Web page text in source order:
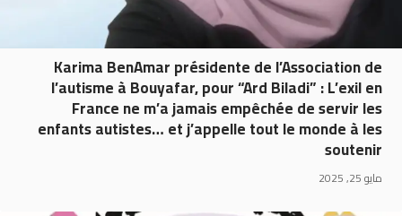
Karima BenAmar présidente de l’Association de
l’autisme à Bouyafar, pour “Ard Biladi” : L’exil en
France ne m’a jamais empêchée de servir les
enfants autistes… et j’appelle tout le monde à les
soutenir
مايو 25, 2025